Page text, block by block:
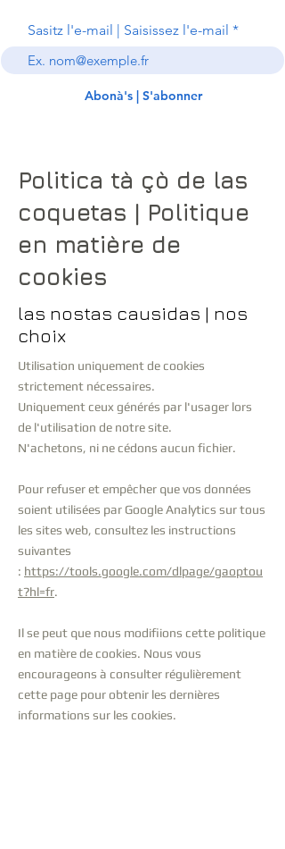
Sasitz l'e-mail | Saisissez l'e-mail
Abonà's | S'abonner
Politica tà çò de las
coquetas | Politique
en matière de
cookies
las nostas causidas | nos
choix
Utilisation uniquement de cookies
strictement nécessaires.
Uniquement ceux générés par l'usager lors
de l'utilisation de notre site.
N'achetons, ni ne cédons aucun fichier.​
Pour refuser et empêcher que vos données
soient utilisées par Google Analytics sur tous
les sites web, consultez les instructions
suivantes
: https://tools.google.com/dlpage/gaoptou
t?hl=fr.
Il se peut que nous modifiions cette politique
en matière de cookies. Nous vous
encourageons à consulter régulièrement
cette page pour obtenir les dernières
informations sur les cookies.